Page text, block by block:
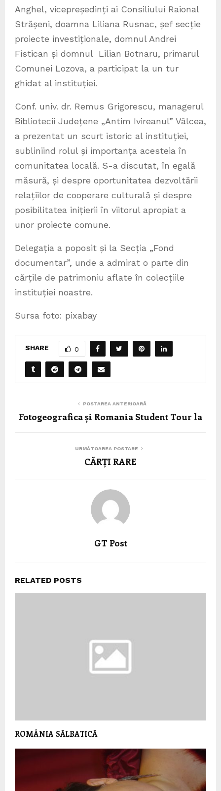
Anghel, vicepreședinți ai Consiliului Raional
Strășeni, doamna Liliana Rusnac, șef secție
proiecte investiționale, domnul Andrei
Fistican și domnul Lilian Botnaru, primarul
Comunei Lozova, a participat la un tur
ghidat al instituției.
Conf. univ. dr. Remus Grigorescu, managerul
Bibliotecii Județene „Antim Ivireanul” Vâlcea,
a prezentat un scurt istoric al instituției,
subliniind rolul și importanța acesteia în
comunitatea locală. S-a discutat, în egală
măsură, și despre oportunitatea dezvoltării
relațiilor de cooperare culturală și despre
posibilitatea inițierii în viitorul apropiat a
unor proiecte comune.
Delegația a poposit și la Secția „Fond
documentar”, unde a admirat o parte din
cărțile de patrimoniu aflate în colecțiile
instituției noastre.
Sursa foto: pixabay
SHARE 0
POSTAREA ANTERIOARĂ
Fotogeografica și Romania Student Tour la
URMĂTOAREA POSTARE
CĂRȚI RARE
GT Post
RELATED POSTS
ROMÂNIA SĂLBATICĂ